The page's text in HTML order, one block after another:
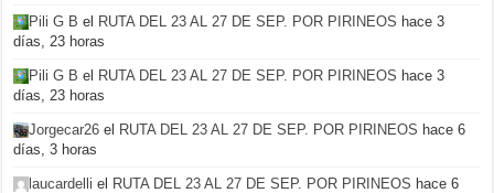
Pili G B el RUTA DEL 23 AL 27 DE SEP. POR PIRINEOS hace 3
días, 23 horas
Pili G B el RUTA DEL 23 AL 27 DE SEP. POR PIRINEOS hace 3
días, 23 horas
Jorgecar26 el RUTA DEL 23 AL 27 DE SEP. POR PIRINEOS hace 6
días, 3 horas
laucardelli el RUTA DEL 23 AL 27 DE SEP. POR PIRINEOS hace 6